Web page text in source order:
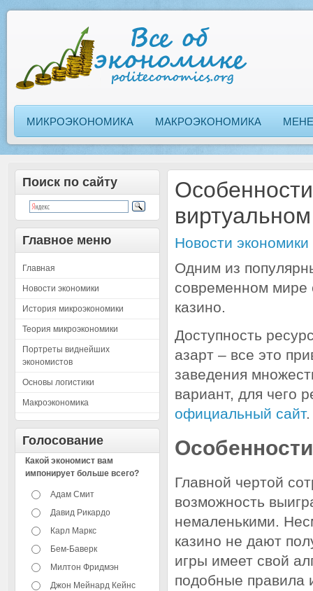
МИКРОЭКОНОМИКА МАКРОЭКОНОМИКА
Поиск по сайту
Главное меню
Главная
Новости экономики
История микроэкономики
Теория микроэкономики
Портреты виднейших
экономистов
Основы логистики
Макроэкономика
Голосование
Какой экономист вам
импонирует больше всего?
Адам Смит
Давид Рикардо
Карл Маркс
Бем-Баверк
Милтон Фридмэн
Джон Мейнард Кейнс
Новости экономики
Одним из
современном мире
казино.
Доступность
азарт – все это
заведения
вариант, для чего
официальный сайт.
Главной чертой
возможность
немаленькими.
казино не дают
игры имеет свой
подобные правила